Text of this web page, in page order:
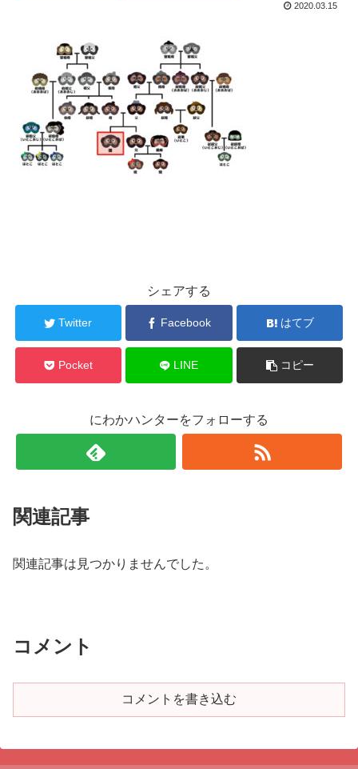
2020.03.15
シェアする
Twitter Facebook はてブ
Pocket LINE コピー
にわかハンターをフォローする
関連記事
関連記事は見つかりませんでした。
コメント
コメントを書き込む